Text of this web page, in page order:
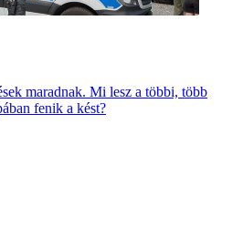
maradnak. Mi lesz a többi, több
fenik a kést?